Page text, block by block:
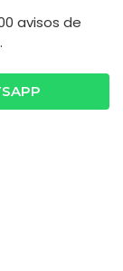
avisos de